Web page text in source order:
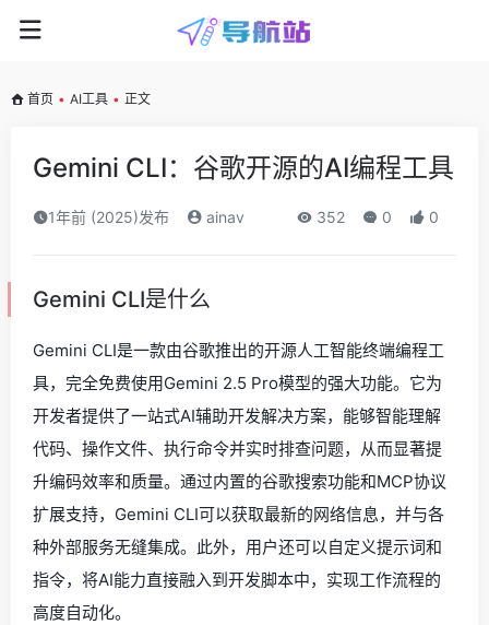
首页 • AI工具 • 正文
Gemini CLI：谷歌开源的AI编程工具
1年前 (2025)发布 ainav 352 0 0
Gemini CLI是什么
Gemini CLI是一款由谷歌推出的开源人工智能终端编程工
具，完全免费使用Gemini 2.5 Pro模型的强大功能。它为
开发者提供了一站式AI辅助开发解决方案，能够智能理解
代码、操作文件、执行命令并实时排查问题，从而显著提
升编码效率和质量。通过内置的谷歌搜索功能和MCP协议
扩展支持，Gemini CLI可以获取最新的网络信息，并与各
种外部服务无缝集成。此外，用户还可以自定义提示词和
指令，将AI能力直接融入到开发脚本中，实现工作流程的
高度自动化。